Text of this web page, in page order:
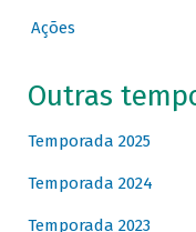
Ações
Outras
Temporada 2025
Temporada 2024
Temporada 2023